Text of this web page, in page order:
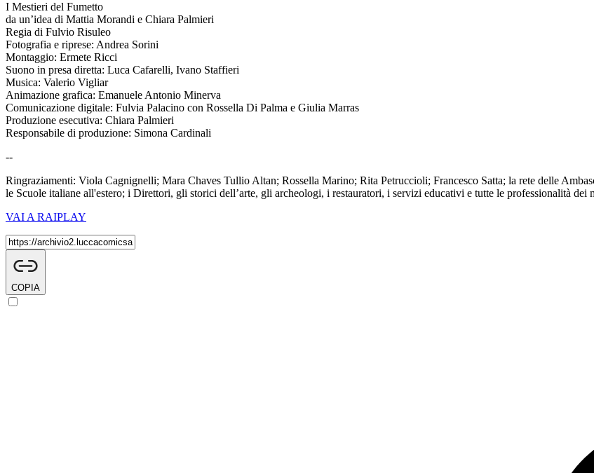
I Mestieri del Fumetto
da un’idea di Mattia Morandi e Chiara Palmieri
Regia di Fulvio Risuleo
Fotografia e riprese: Andrea Sorini
Montaggio: Ermete Ricci
Suono in presa diretta: Luca Cafarelli, Ivano Staffieri
Musica: Valerio Vigliar
Animazione grafica: Emanuele Antonio Minerva
Comunicazione digitale: Fulvia Palacino con Rossella Di Palma e Giulia Marras
Produzione esecutiva: Chiara Palmieri
Responsabile di produzione: Simona Cardinali
--
Ringraziamenti: Viola Cagnignelli; Mara Chaves Tullio Altan; Rossella Marino; Rita Petruccioli; Francesco Satta; la rete delle
le Scuole italiane all'estero; i Direttori, gli storici dell’arte, gli archeologi, i restauratori, i servizi educativi e tutte le professionalità dei
VAI A RAIPLAY
COPIA